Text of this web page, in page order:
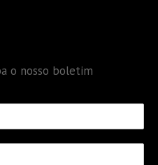
o nosso boletim